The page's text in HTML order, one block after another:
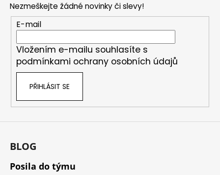
Nezmeškejte žádné novinky či slevy!
E-mail
Vložením e-mailu souhlasíte s
podmínkami ochrany osobních údajů
PŘIHLÁSIT SE
BLOG
Posila do týmu